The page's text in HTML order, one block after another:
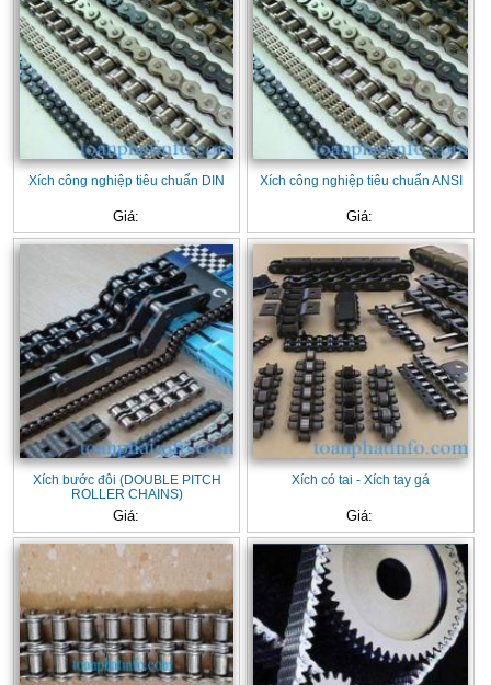
Xích công nghiệp tiêu chuẩn DIN
Giá:
Xích công nghiệp tiêu chuẩn ANSI
Giá:
Xích bước đôi (DOUBLE PITCH
ROLLER CHAINS)
Giá:
Xích có tai - Xích tay gá
Giá: